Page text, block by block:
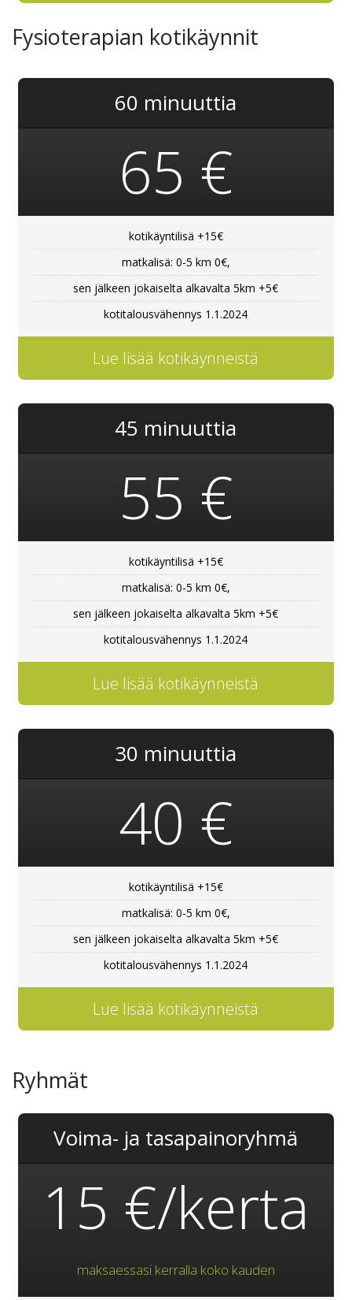
Fysioterapian kotikäynnit
60 minuuttia
65 €
kotikäyntilisä +15€
matkalisä: 0-5 km 0€,
sen jälkeen jokaiselta alkavalta 5km +5€
kotitalousvähennys 1.1.2024
Lue lisää kotikäynneistä
45 minuuttia
55 €
kotikäyntilisä +15€
matkalisä: 0-5 km 0€,
sen jälkeen jokaiselta alkavalta 5km +5€
kotitalousvähennys 1.1.2024
Lue lisää kotikäynneistä
30 minuuttia
40 €
kotikäyntilisä +15€
matkalisä: 0-5 km 0€,
sen jälkeen jokaiselta alkavalta 5km +5€
kotitalousvähennys 1.1.2024
Lue lisää kotikäynneistä
Ryhmät
Voima- ja tasapainoryhmä
15 €/kerta
maksaessasi kerralla koko kauden